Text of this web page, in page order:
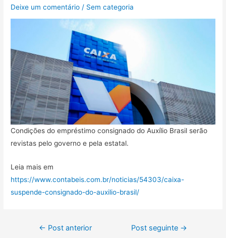
Deixe um comentário / Sem categoria
Condições do empréstimo consignado do Auxílio Brasil serão
revistas pelo governo e pela estatal.
Leia mais em
https://www.contabeis.com.br/noticias/54303/caixa-
suspende-consignado-do-auxilio-brasil/
← Post anterior Post seguinte →